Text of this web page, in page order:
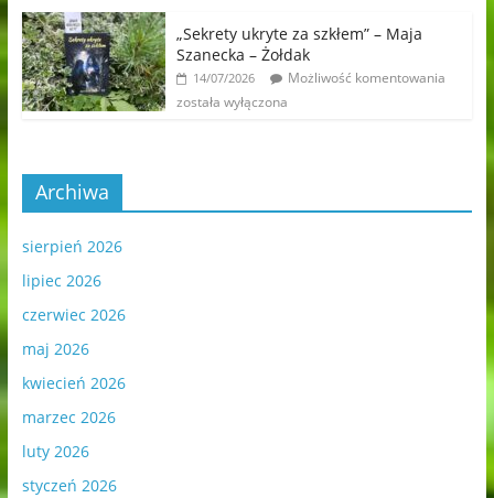
„Sekrety ukryte za szkłem” – Maja
Szanecka – Żołdak
14/07/2026
Możliwość komentowania
została wyłączona
Archiwa
sierpień 2026
lipiec 2026
czerwiec 2026
maj 2026
kwiecień 2026
marzec 2026
luty 2026
styczeń 2026